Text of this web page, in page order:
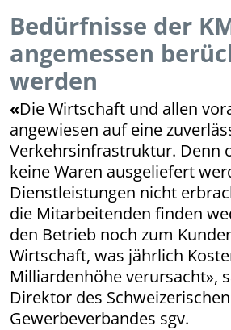
Bedürfnisse der
angemessen
werden
«Die Wirtschaft und allen
angewiesen auf eine
Verkehrsinfrastruktur. Denn
keine Waren ausgeliefert
Dienstleistungen nicht
die Mitarbeitenden finden
den Betrieb noch zum
Wirtschaft, was jährlich
Milliardenhöhe verursacht»,
Direktor des Schweizerischen
Gewerbeverbandes sgv.